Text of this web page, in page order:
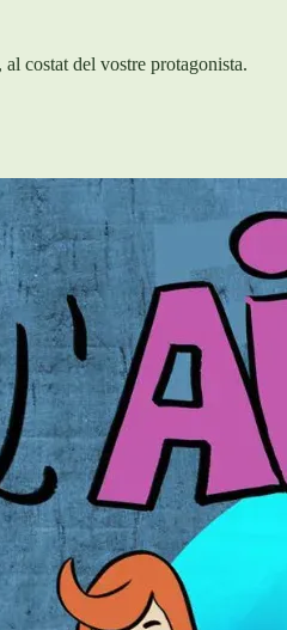
costat del vostre protagonista.